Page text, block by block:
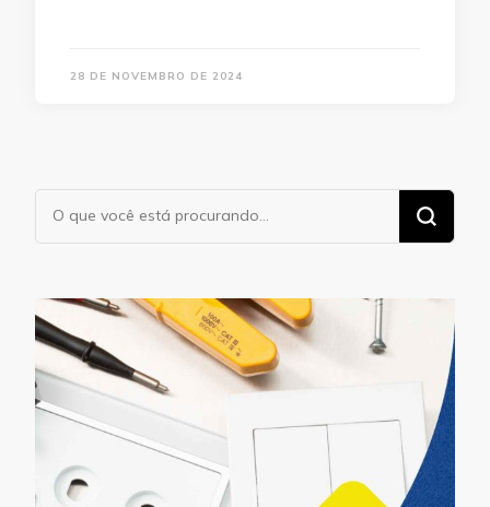
28 DE NOVEMBRO DE 2024
Procurando
algo?